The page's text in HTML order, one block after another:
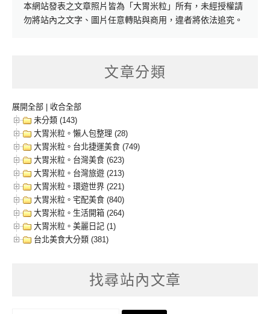
本網站發表之文章照片皆為「大胃米粒」所有，未經授權請
勿將站內之文字、圖片任意轉貼與商用，違者將依法追究。
文章分類
展開全部 | 收合全部
未分類 (143)
大胃米粒。懶人包整理 (28)
大胃米粒。台北捷運美食 (749)
大胃米粒。台灣美食 (623)
大胃米粒。台灣旅遊 (213)
大胃米粒。環遊世界 (221)
大胃米粒。宅配美食 (840)
大胃米粒。生活開箱 (264)
大胃米粒。美麗日記 (1)
台北美食大分類 (381)
找尋站內文章